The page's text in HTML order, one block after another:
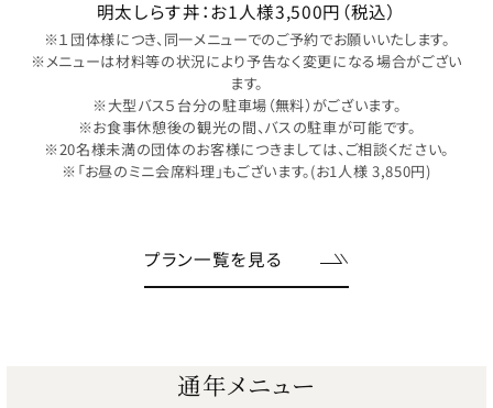
明太しらす丼：お1人様3,500円（税込）
様につき、同一メニューでのご予約でお願いいたします。
は材料等の状況により予告なく変更になる場合がござい
※大型バス５台分の駐車場（無料）がございます。
お食事休憩後の観光の間、バスの駐車が可能です。
未満の団体のお客様につきましては、ご相談ください。
昼のミニ会席料理」もございます。(お1人様 3,850円)
プラン一覧を見る
通年メニュー